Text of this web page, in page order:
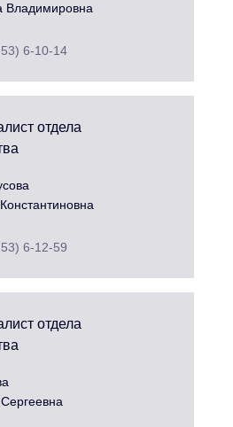
Владимировна
6-10-14
отдела
6-12-59
отдела